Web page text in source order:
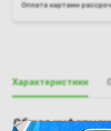
Оплата картами
Характеристики
Общая